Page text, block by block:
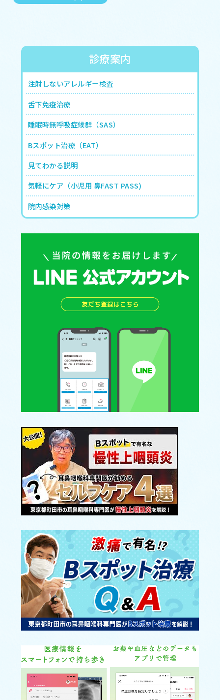
診療案内
注射しないアレルギー検査
舌下免疫治療
睡眠時無呼吸症候群（SAS）
Bスポット治療（EAT）
見てわかる説明
気軽にケア（小児用 鼻FAST PASS)
院内感染対策